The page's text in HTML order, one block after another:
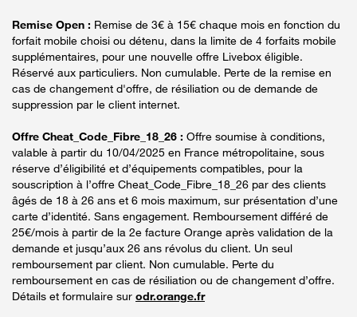
Remise Open : Remise de 3€ à 15€ chaque mois en fonction du
forfait mobile choisi ou détenu, dans la limite de 4 forfaits mobile
supplémentaires, pour une nouvelle offre Livebox éligible.
Réservé aux particuliers. Non cumulable. Perte de la remise en
cas de changement d'offre, de résiliation ou de demande de
suppression par le client internet.
Offre Cheat_Code_Fibre_18_26 : Offre soumise à conditions,
valable à partir du 10/04/2025 en France métropolitaine, sous
réserve d’éligibilité et d’équipements compatibles, pour la
souscription à l’offre Cheat_Code_Fibre_18_26 par des clients
âgés de 18 à 26 ans et 6 mois maximum, sur présentation d’une
carte d’identité. Sans engagement. Remboursement différé de
25€/mois à partir de la 2e facture Orange après validation de la
demande et jusqu’aux 26 ans révolus du client. Un seul
remboursement par client. Non cumulable. Perte du
remboursement en cas de résiliation ou de changement d’offre.
Détails et formulaire sur odr.orange.fr